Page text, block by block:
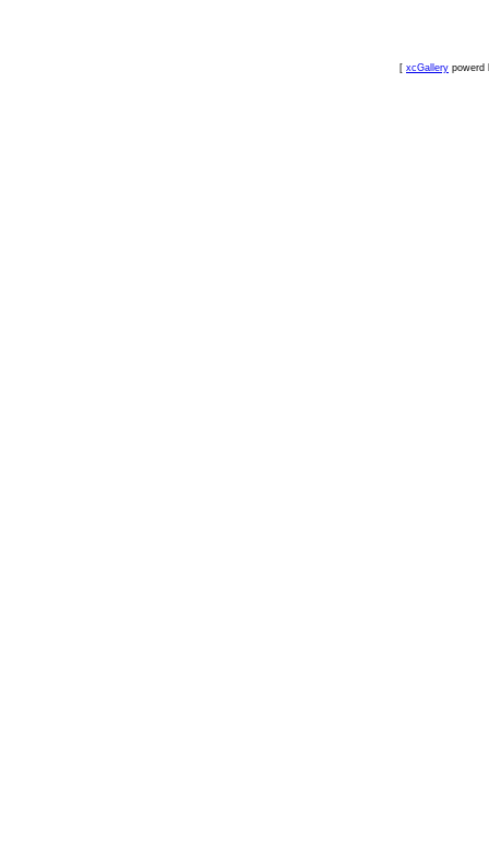
[ xcGallery